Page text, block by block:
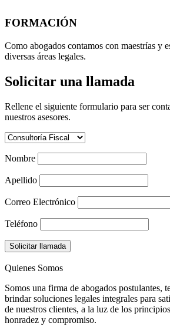
FORMACIÓN
Como abogados contamos con maestrías y
diversas áreas legales.
Solicitar una llamada
Rellene el siguiente formulario para ser
nuestros asesores.
Nombre
Apellido
Correo Electrónico
Teléfono
Solicitar llamada
Quienes Somos
Somos una firma de abogados postulantes,
brindar soluciones legales integrales para
de nuestros clientes, a la luz de los
honradez y compromiso.